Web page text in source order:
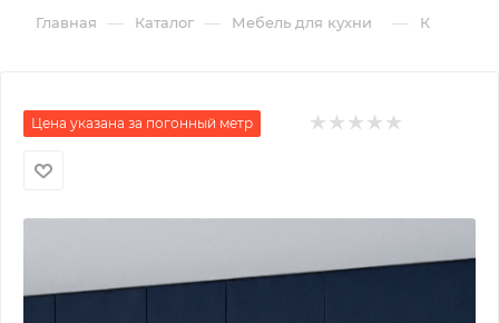
Главная — Каталог — Мебель для кухни — Кухонный
Цена указана за погонный метр